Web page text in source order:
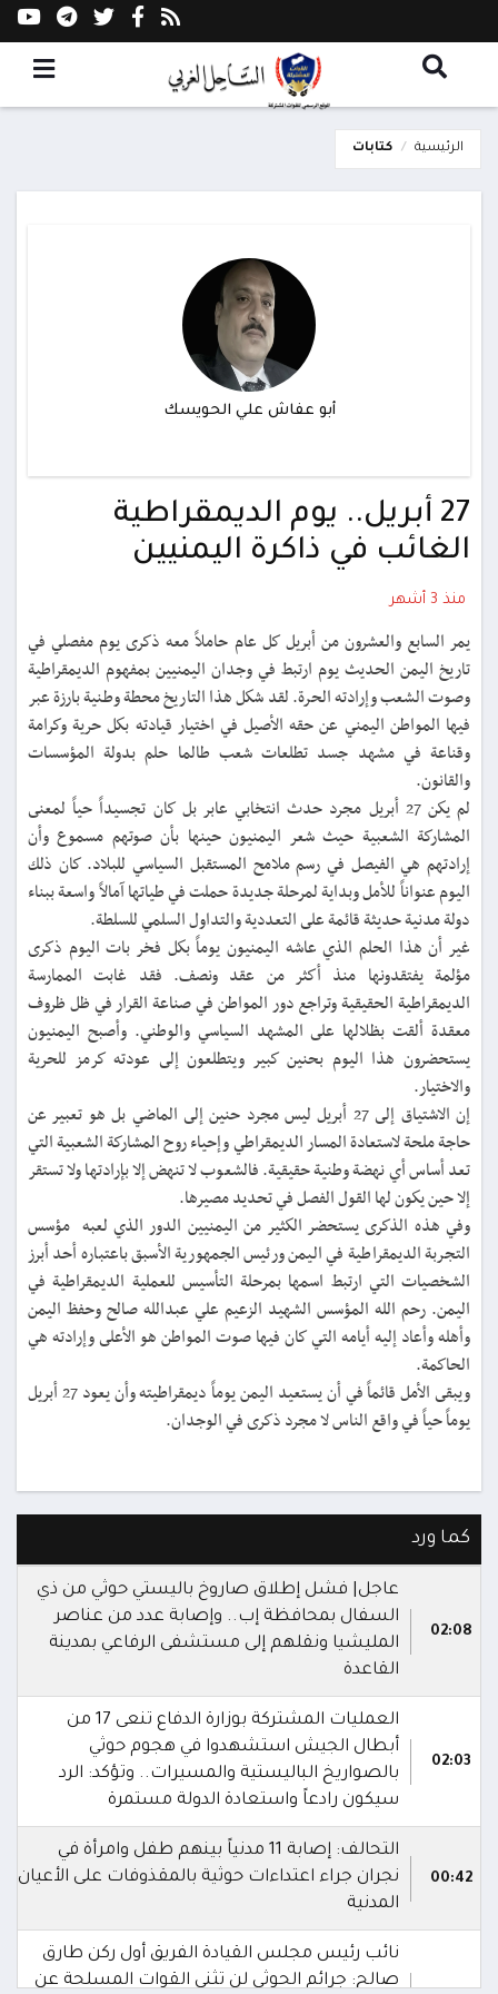
الرئيسية كتابات
أبو عفاش علي الحويسك
27 أبريل.. يوم الديمقراطية
الغائب في ذاكرة اليمنيين
منذ 3 أشهر
يمر السابع والعشرون من أبريل كل عام حاملاً معه ذكرى يوم مفصلي في
تاريخ اليمن الحديث يوم ارتبط في وجدان اليمنيين بمفهوم الديمقراطية
وصوت الشعب وإرادته الحرة. لقد شكل هذا التاريخ محطة وطنية بارزة عبر
فيها المواطن اليمني عن حقه الأصيل في اختيار قيادته بكل حرية وكرامة
وقناعة في مشهد جسد تطلعات شعب طالما حلم بدولة المؤسسات
والقانون.
لم يكن 27 أبريل مجرد حدث انتخابي عابر بل كان تجسيداً حياً لمعنى
المشاركة الشعبية حيث شعر اليمنيون حينها بأن صوتهم مسموع وأن
إرادتهم هي الفيصل في رسم ملامح المستقبل السياسي للبلاد. كان ذلك
اليوم عنواناً للأمل وبداية لمرحلة جديدة حملت في طياتها آمالاً واسعة ببناء
دولة مدنية حديثة قائمة على التعددية والتداول السلمي للسلطة.
غير أن هذا الحلم الذي عاشه اليمنيون يوماً بكل فخر بات اليوم ذكرى
مؤلمة يفتقدونها منذ أكثر من عقد ونصف. فقد غابت الممارسة
الديمقراطية الحقيقية وتراجع دور المواطن في صناعة القرار في ظل ظروف
معقدة ألقت بظلالها على المشهد السياسي والوطني. وأصبح اليمنيون
يستحضرون هذا اليوم بحنين كبير ويتطلعون إلى عودته كرمز للحرية
والاختيار.
إن الاشتياق إلى 27 أبريل ليس مجرد حنين إلى الماضي بل هو تعبير عن
حاجة ملحة لاستعادة المسار الديمقراطي وإحياء روح المشاركة الشعبية التي
تعد أساس أي نهضة وطنية حقيقية. فالشعوب لا تنهض إلا بإرادتها ولا تستقر
إلا حين يكون لها القول الفصل في تحديد مصيرها.
وفي هذه الذكرى يستحضر الكثير من اليمنيين الدور الذي لعبه مؤسس
التجربة الديمقراطية في اليمن ورئيس الجمهورية الأسبق باعتباره أحد أبرز
الشخصيات التي ارتبط اسمها بمرحلة التأسيس للعملية الديمقراطية في
اليمن. رحم الله المؤسس الشهيد الزعيم علي عبدالله صالح وحفظ اليمن
وأهله وأعاد إليه أيامه التي كان فيها صوت المواطن هو الأعلى وإرادته هي
الحاكمة.
ويبقى الأمل قائماً في أن يستعيد اليمن يوماً ديمقراطيته وأن يعود 27 أبريل
يوماً حياً في واقع الناس لا مجرد ذكرى في الوجدان.
كما ورد
02:08
عاجل| فشل إطلاق صاروخ باليستي حوثي من ذي
السفال بمحافظة إب.. وإصابة عدد من عناصر
المليشيا ونقلهم إلى مستشفى الرفاعي بمدينة
القاعدة
02:03
العمليات المشتركة بوزارة الدفاع تنعى 17 من
أبطال الجيش استشهدوا في هجوم حوثي
بالصواريخ الباليستية والمسيرات.. وتؤكد: الرد
سيكون رادعاً واستعادة الدولة مستمرة
00:42
التحالف: إصابة 11 مدنياً بينهم طفل وامرأة في
نجران جراء اعتداءات حوثية بالمقذوفات على الأعيان
المدنية
نائب رئيس مجلس القيادة الفريق أول ركن طارق
صالح: جرائم الحوثي لن تثني القوات المسلحة عن